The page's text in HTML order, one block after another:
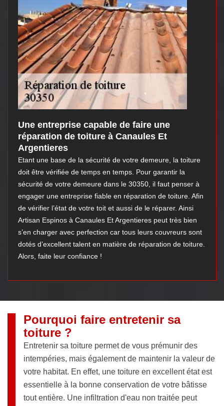
Une entreprise capable de faire une
réparation de toiture à Canaules Et
Argentieres
Etant une base de la sécurité de votre demeure, la toiture
doit être vérifiée de temps en temps. Pour garantir la
sécurité de votre demeure dans le 30350, il faut penser à
engager une entreprise fiable en réparation de toiture. Afin
de vérifier l’état de votre toit et aussi de le réparer. Ainsi
Artisan Espinos à Canaules Et Argentieres peut très bien
s’en charger avec perfection car tous leurs couvreurs sont
dotés d’excellent talent en matière de réparation de toiture.
Alors, faite leur confiance !
Pourquoi faire entretenir sa
toiture ?
Entretenir sa toiture permet de vous prémunir des
intempéries, mais également de maintenir la valeur de
votre habitat. En effet, une toiture en excellent état est
essentielle à la bonne conservation de votre bâtisse
tout entière. Une infiltration d'eau non traitée peut